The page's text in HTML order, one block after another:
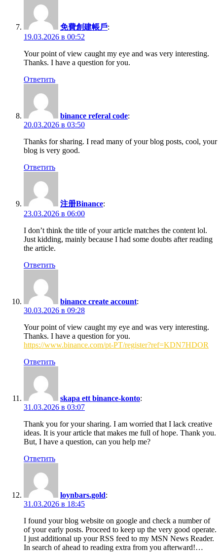
免費創建帳戶:
19.03.2026 в 00:52
Your point of view caught my eye and was very interesting.
Thanks. I have a question for you.
Ответить
binance referal code:
20.03.2026 в 03:50
Thanks for sharing. I read many of your blog posts, cool, your
blog is very good.
Ответить
注册Binance:
23.03.2026 в 06:00
I don’t think the title of your article matches the content lol.
Just kidding, mainly because I had some doubts after reading
the article.
Ответить
binance create account:
30.03.2026 в 09:28
Your point of view caught my eye and was very interesting.
Thanks. I have a question for you.
https://www.binance.com/pt-PT/register?ref=KDN7HDOR
Ответить
skapa ett binance-konto:
31.03.2026 в 03:07
Thank you for your sharing. I am worried that I lack creative
ideas. It is your article that makes me full of hope. Thank you.
But, I have a question, can you help me?
Ответить
loynbars.gold:
31.03.2026 в 18:45
I found your blog website on google and check a number of
of your early posts. Proceed to keep up the very good operate.
I just additional up your RSS feed to my MSN News Reader.
In search of ahead to reading extra from you afterward!…